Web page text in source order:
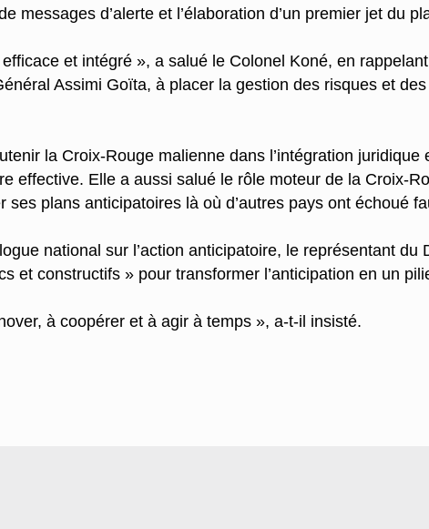
d’alerte et l’élaboration d’un premier jet du
et intégré », a salué le Colonel Koné, en
Assimi Goïta, à placer la gestion des risques et
la Croix-Rouge malienne dans l’intégration juridique
Elle a aussi salué le rôle moteur de la Croix-
plans anticipatoires là où d’autres pays ont échoué
national sur l’action anticipatoire, le représentant du
et constructifs » pour transformer l’anticipation en un
à coopérer et à agir à temps », a-t-il insisté.